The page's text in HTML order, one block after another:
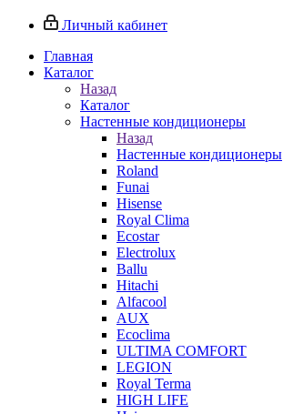
Личный кабинет
Главная
Каталог
Назад
Каталог
Настенные кондиционеры
Назад
Настенные кондиционеры
Roland
Funai
Hisense
Royal Clima
Ecostar
Electrolux
Ballu
Hitachi
Alfacool
AUX
Ecoclima
ULTIMA COMFORT
LEGION
Royal Terma
HIGH LIFE